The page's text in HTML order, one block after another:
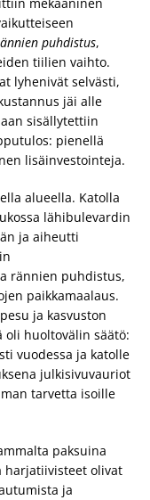
puhdistus,
tiilien vaihto.
lyhenivät selvästi,
jäi alle
sisällytettiin
pienellä
lisäinvestointeja.
alueella. Katolla
lähibulevardin
ja aiheutti
rännien puhdistus,
paikkamaalaus.
ja kasvuston
oli huoltovälin säätö:
vuodessa ja katolle
julkisivuvauriot
tarvetta isoille
paksuina
olivat
ja